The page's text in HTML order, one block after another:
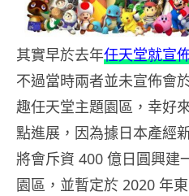
其實早於去年任天堂就宣
不過當時兩者並未宣佈會
趣任天堂主題園區，幸好
點進展，因為據日本產經
將會斥資 400 億日圓興建
園區，並暫定於 2020 年